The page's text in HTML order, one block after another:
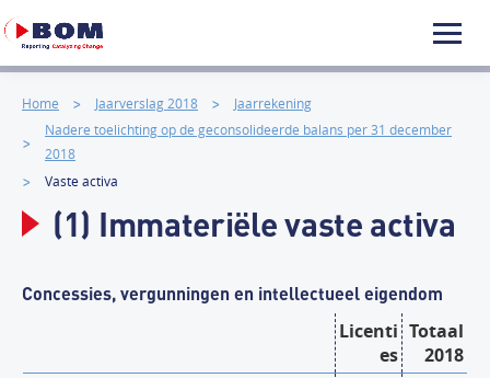
Home Jaarverslag 2018
Jaarrekening
Nadere toelichting op de geconsolideerde balans per 31 december
2018
Vaste activa
(1) Immateriële vaste activa
Concessies, vergunningen en intellectueel eigendom
Licenti
es
Totaal
2018